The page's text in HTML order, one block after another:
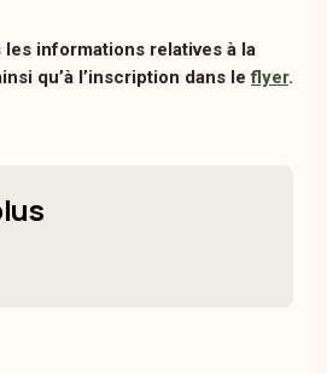
informations relatives à la
qu’à l’inscription dans leflyer.